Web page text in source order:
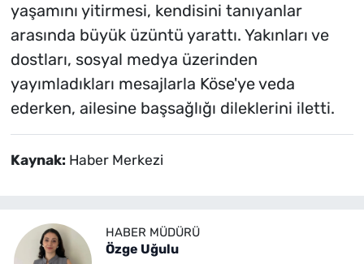
yaşamını yitirmesi, kendisini tanıyanlar
arasında büyük üzüntü yarattı. Yakınları ve
dostları, sosyal medya üzerinden
yayımladıkları mesajlarla Köse'ye veda
ederken, ailesine başsağlığı dileklerini iletti.
Kaynak: Haber Merkezi
HABER MÜDÜRÜ
Özge Uğulu